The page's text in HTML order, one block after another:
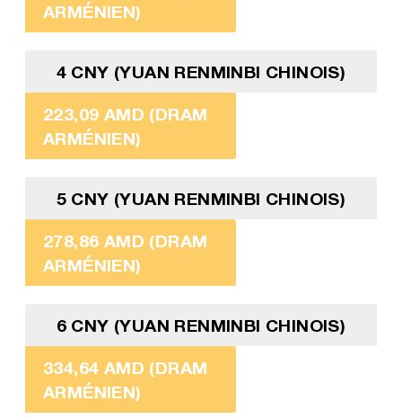
ARMÉNIEN)
4 CNY (YUAN RENMINBI CHINOIS)
223,09 AMD (DRAM
ARMÉNIEN)
5 CNY (YUAN RENMINBI CHINOIS)
278,86 AMD (DRAM
ARMÉNIEN)
6 CNY (YUAN RENMINBI CHINOIS)
334,64 AMD (DRAM
ARMÉNIEN)